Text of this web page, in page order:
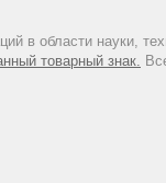
в области науки,
товарный знак.